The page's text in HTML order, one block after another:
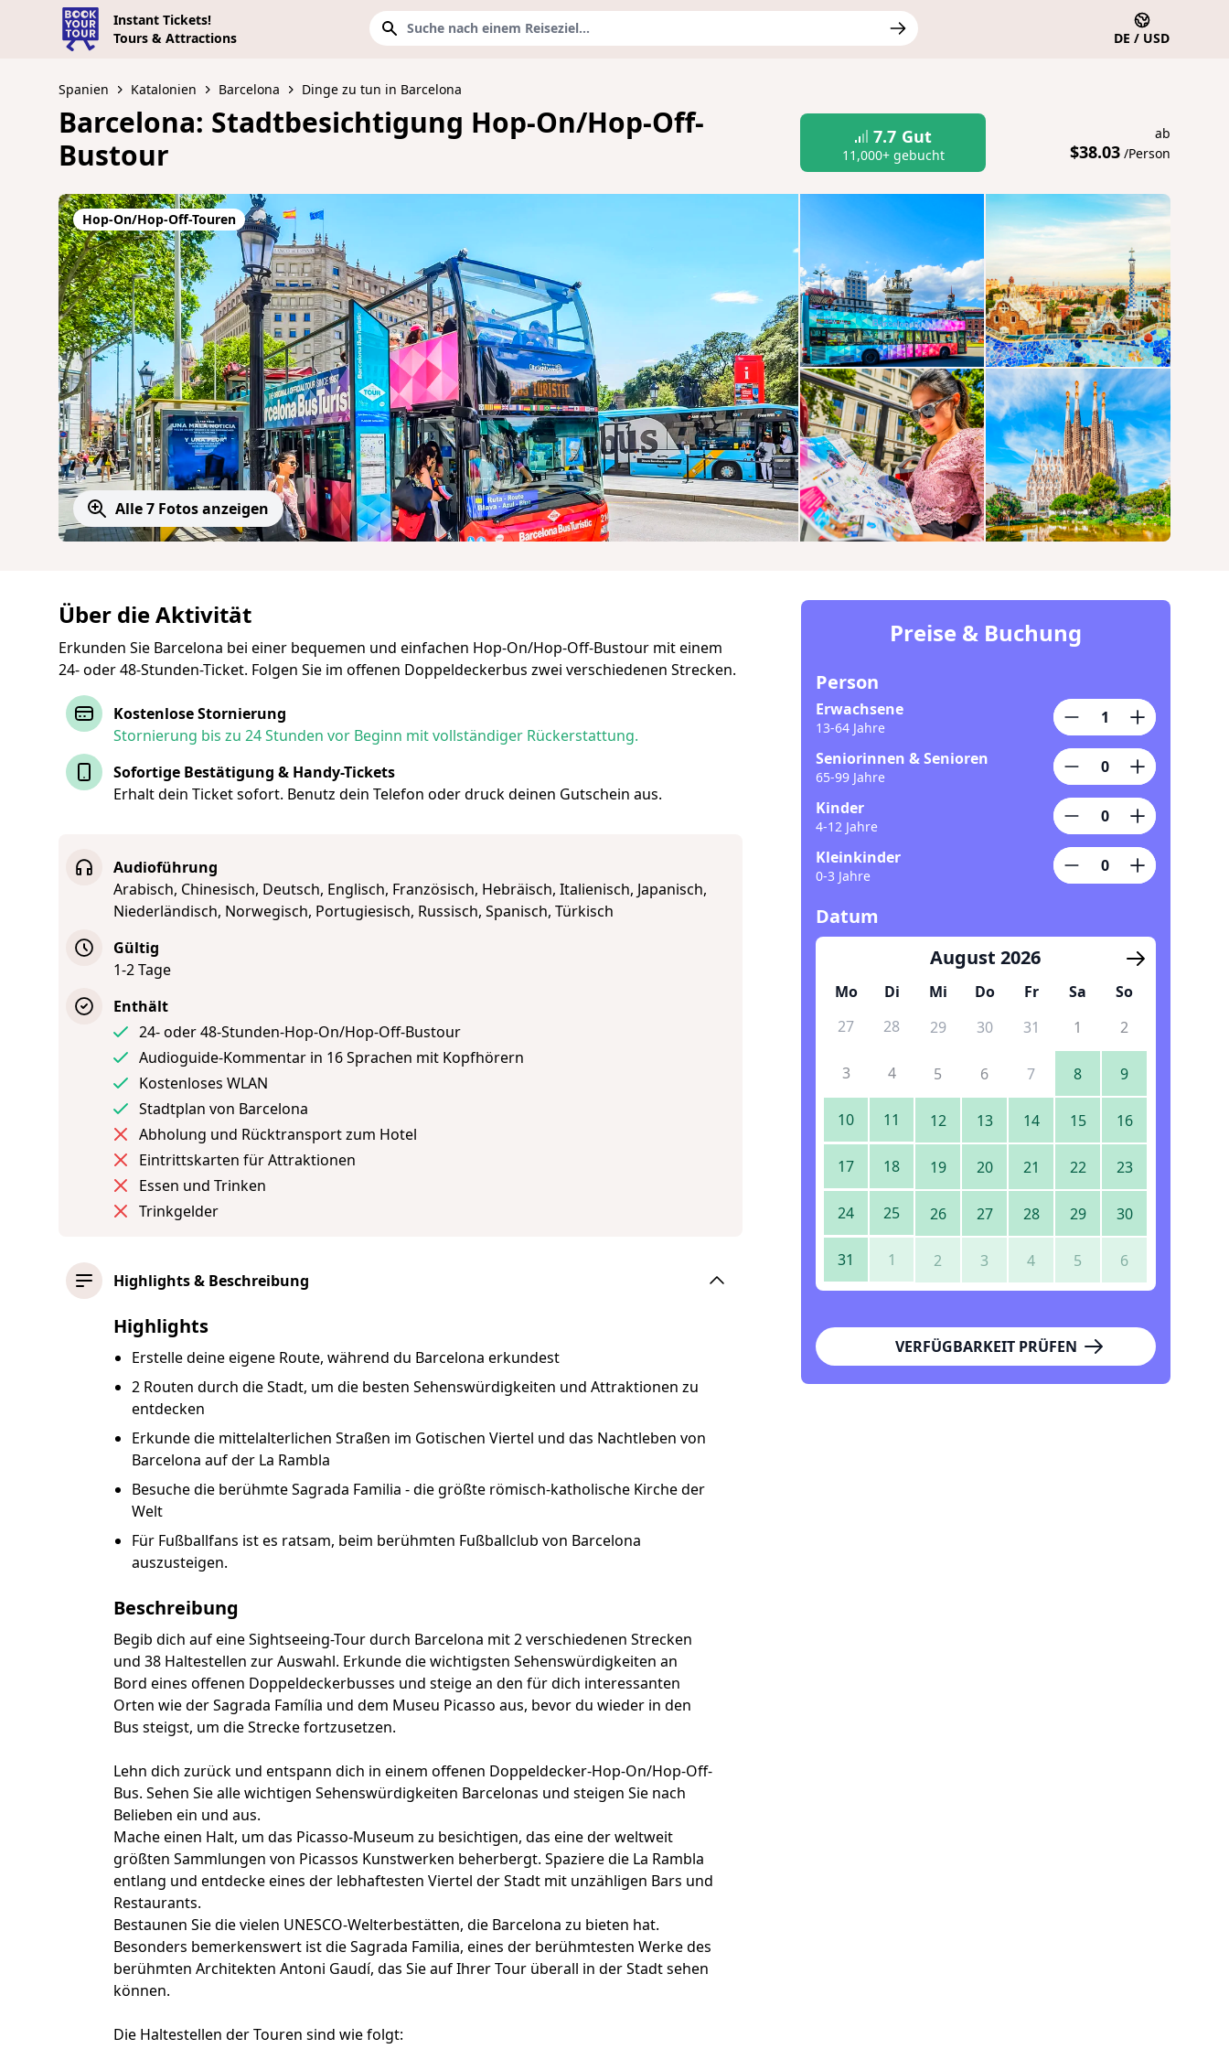
Instant Tickets!
Tours & Attractions
DE / USD
Spanien Katalonien Barcelona Dinge zu tun in Barcelona
Barcelona: Stadtbesichtigung Hop-On/Hop-Off-
Bustour
7.7 Gut
11,000+ gebucht
ab
$38.03 /Person
Hop-On/Hop-Off-Touren
Alle 7 Fotos anzeigen
Über die Aktivität
Erkunden Sie Barcelona bei einer bequemen und einfachen Hop-On/Hop-Off-Bustour mit einem
24- oder 48-Stunden-Ticket. Folgen Sie im offenen Doppeldeckerbus zwei verschiedenen Strecken.
Kostenlose Stornierung
Stornierung bis zu 24 Stunden vor Beginn mit vollständiger Rückerstattung.
Sofortige Bestätigung & Handy-Tickets
Erhalt dein Ticket sofort. Benutz dein Telefon oder druck deinen Gutschein aus.
Audioführung
Arabisch, Chinesisch, Deutsch, Englisch, Französisch, Hebräisch, Italienisch, Japanisch,
Niederländisch, Norwegisch, Portugiesisch, Russisch, Spanisch, Türkisch
Gültig
1-2 Tage
Enthält
24- oder 48-Stunden-Hop-On/Hop-Off-Bustour
Audioguide-Kommentar in 16 Sprachen mit Kopfhörern
Kostenloses WLAN
Stadtplan von Barcelona
Abholung und Rücktransport zum Hotel
Eintrittskarten für Attraktionen
Essen und Trinken
Trinkgelder
Highlights & Beschreibung
Highlights
Erstelle deine eigene Route, während du Barcelona erkundest
2 Routen durch die Stadt, um die besten Sehenswürdigkeiten und Attraktionen zu
entdecken
Erkunde die mittelalterlichen Straßen im Gotischen Viertel und das Nachtleben von
Barcelona auf der La Rambla
Besuche die berühmte Sagrada Familia - die größte römisch-katholische Kirche der
Welt
Für Fußballfans ist es ratsam, beim berühmten Fußballclub von Barcelona
auszusteigen.
Beschreibung
Begib dich auf eine Sightseeing-Tour durch Barcelona mit 2 verschiedenen Strecken
und 38 Haltestellen zur Auswahl. Erkunde die wichtigsten Sehenswürdigkeiten an
Bord eines offenen Doppeldeckerbusses und steige an den für dich interessanten
Orten wie der Sagrada Família und dem Museu Picasso aus, bevor du wieder in den
Bus steigst, um die Strecke fortzusetzen.
Lehn dich zurück und entspann dich in einem offenen Doppeldecker-Hop-On/Hop-Off-
Bus. Sehen Sie alle wichtigen Sehenswürdigkeiten Barcelonas und steigen Sie nach
Belieben ein und aus.
Mache einen Halt, um das Picasso-Museum zu besichtigen, das eine der weltweit
größten Sammlungen von Picassos Kunstwerken beherbergt. Spaziere die La Rambla
entlang und entdecke eines der lebhaftesten Viertel der Stadt mit unzähligen Bars und
Restaurants.
Bestaunen Sie die vielen UNESCO-Welterbestätten, die Barcelona zu bieten hat.
Besonders bemerkenswert ist die Sagrada Familia, eines der berühmtesten Werke des
berühmten Architekten Antoni Gaudí, das Sie auf Ihrer Tour überall in der Stadt sehen
können.
Die Haltestellen der Touren sind wie folgt:
Preise & Buchung
Person
Erwachsene
13-64 Jahre
Seniorinnen & Senioren
65-99 Jahre
Kinder
4-12 Jahre
Kleinkinder
0-3 Jahre
Datum
August 2026
Mo Di Mi Do Fr Sa
So
27
28 29 30 31 1 2
3 4 5 6 7 8 9
10 11 12 13 14 15 16
17 18 19 20 21 22 23
24 25 26 27 28 29 30
31 1 2 3 4 5 6
VERFÜGBARKEIT PRÜFEN